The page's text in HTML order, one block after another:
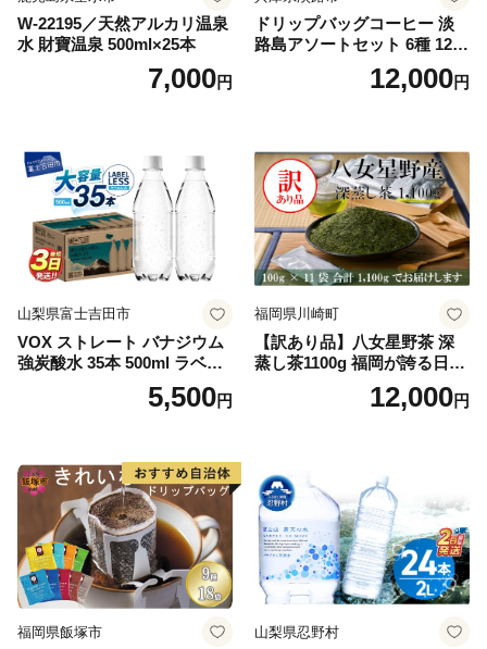
W-22195／天然アルカリ温泉
水 財寶温泉 500ml×25本
7,000円
ドリップバッグコーヒー 淡
路島アソートセット 6種 120
袋 飲み比べ コーヒー
12,000円
山梨県富士吉田市
VOX ストレート バナジウム
強炭酸水 35本 500ml ラベル
レス【富士吉田市限定カート
5,500円
福岡県川崎町
【訳あり品】八女星野茶 深
蒸し茶1100g 福岡が誇る日本
茶_ 訳アリ 常温 お茶 茶袋 常
備品 おちゃ ocha 茶葉 緑茶
小分け お土産 お取り寄せ グ
ルメ 福岡 九州 福岡県 国産
日本 ふかむし茶 ふかむし 家
庭用 自宅用 ちゃ りょくちゃ
ふかむしちゃ 急須 甘み 川崎
町 送料無料
12,000円
福岡県飯塚市 山梨県忍野村